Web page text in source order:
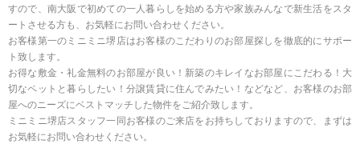
すので、南大阪で初めての一人暮らしを始める方や家族みんなで新生活をスタ
ートさせる方も、お気軽にお問い合わせください。
お客様第一のミニミニ堺店はお客様のこだわりのお部屋探しを徹底的にサポー
ト致します。
お得な敷金・礼金無料のお部屋が良い！新築のキレイなお部屋にこだわる！大
切なペットと暮らしたい！分譲賃貸に住んでみたい！などなど、お客様のお部
屋へのニーズにベストマッチした物件をご紹介致します。
ミニミニ堺店スタッフ一同お客様のご来店をお持ちしておりますので、まずは
お気軽にお問い合わせください。